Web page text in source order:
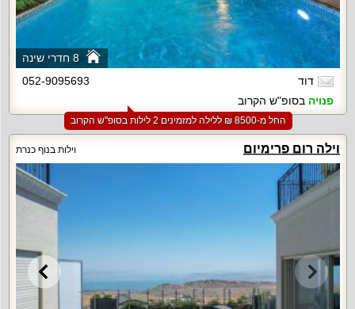
8 חדרי שינה
דוד
052-9095693
פנויה בסופ"ש הקרוב
החל מ-‏8500 ₪ ללילה למזמינים 2 לילות בסופ"ש הקרוב
וילה רום פרימיום וילות בנוף כנרת